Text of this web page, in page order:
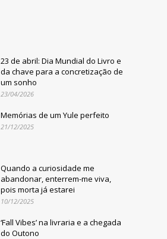
23 de abril: Dia Mundial do Livro e
da chave para a concretização de
um sonho
23/04/2026
Memórias de um Yule perfeito
21/12/2025
Quando a curiosidade me
abandonar, enterrem-me viva,
pois morta já estarei
10/12/2025
‘Fall Vibes’ na livraria e a chegada
do Outono